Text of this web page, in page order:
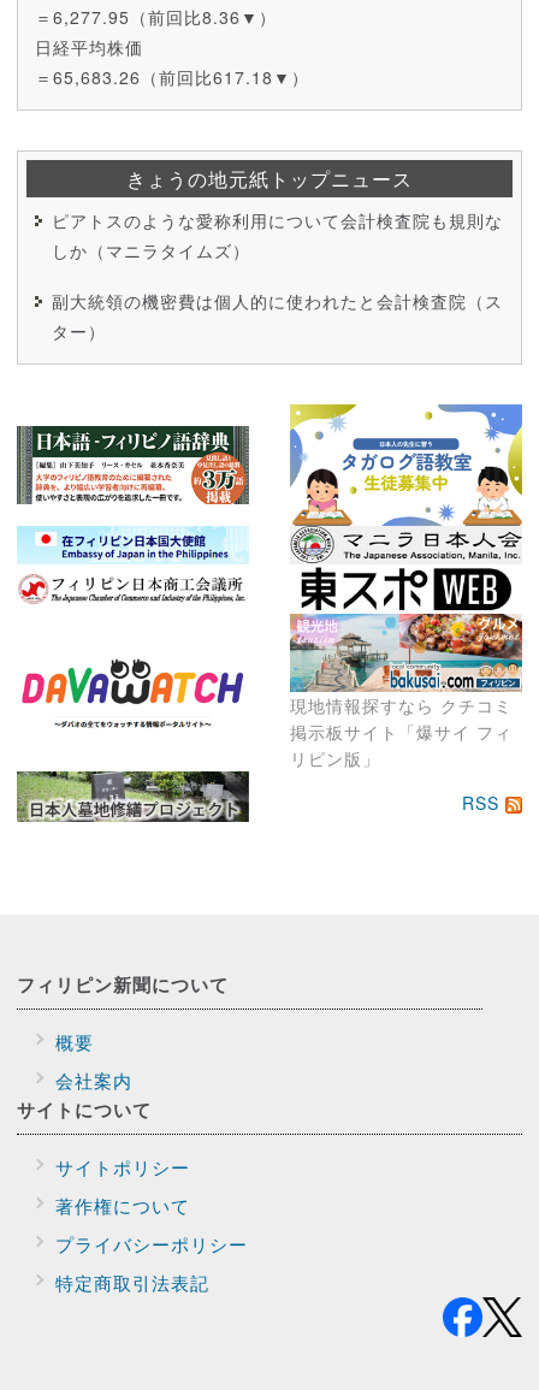
現地情報探すなら クチコミ
掲示板サイト「爆サイ フィ
リピン版」
＝6,277.95（前回比8.36▼）
日経平均株価
＝65,683.26（前回比617.18▼）
きょうの地元紙トップニュース
ピアトスのような愛称利用について会計検査院も規則な
しか（マニラタイムズ）
副大統領の機密費は個人的に使われたと会計検査院（ス
ター）
RSS
フィリピン新聞について
概要
会社案内
サイトについて
サイトポリシー
著作権について
プライバシーポリシー
特定商取引法表記